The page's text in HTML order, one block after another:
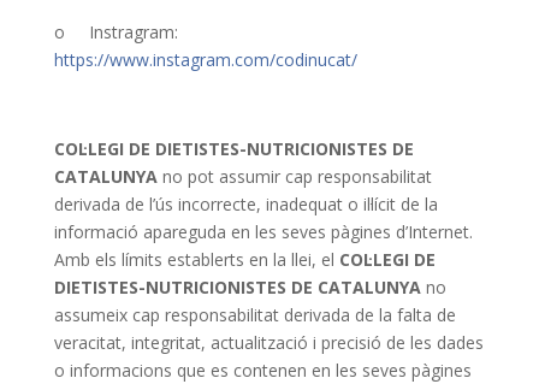
o Instragram:
https://www.instagram.com/codinucat/
COL·LEGI DE DIETISTES-NUTRICIONISTES DE
CATALUNYA no pot assumir cap responsabilitat
derivada de l’ús incorrecte, inadequat o il·lícit de la
informació apareguda en les seves pàgines d’Internet.
Amb els límits establerts en la llei, el COL·LEGI DE
DIETISTES-NUTRICIONISTES DE CATALUNYA no
assumeix cap responsabilitat derivada de la falta de
veracitat, integritat, actualització i precisió de les dades
o informacions que es contenen en les seves pàgines